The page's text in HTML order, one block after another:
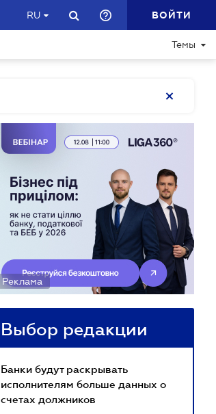
RU ВОЙТИ
Темы
Реклама
Выбор редакции
Банки будут раскрывать
исполнителям больше данных о
счетах должников